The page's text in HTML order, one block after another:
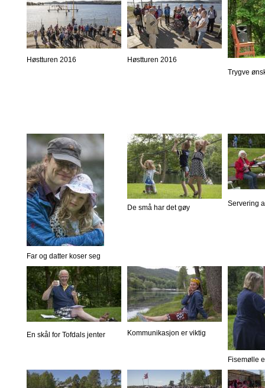
Høstturen 2016
Høstturen 2016
Trygve
Far og datter koser seg
De små har det gøy Servering
En skål for Tofdals jenter Kommunikasjon er viktig
Fisemølle